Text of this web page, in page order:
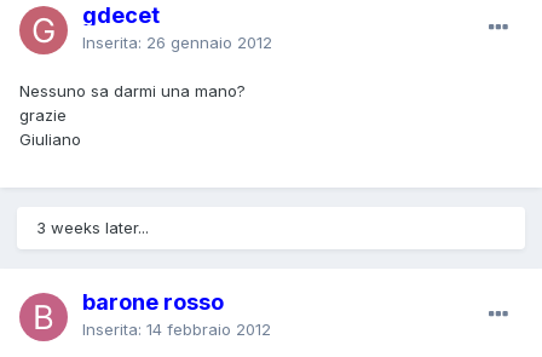
gdecet
Inserita: 26 gennaio 2012
Nessuno sa darmi una mano?
grazie
Giuliano
3 weeks later...
barone rosso
Inserita: 14 febbraio 2012